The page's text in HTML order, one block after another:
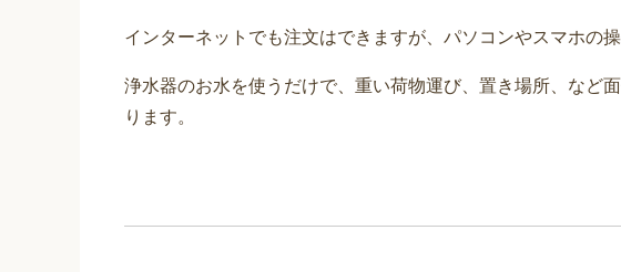
インターネットでも注文はできますが、パソコンやスマホの
浄水器のお水を使うだけで、重い荷物運び、置き場所、など
ります。